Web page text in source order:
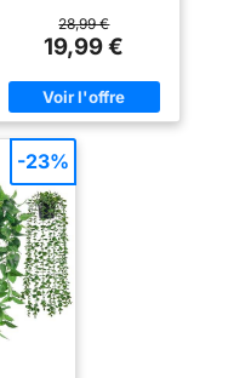
28,99 €
19,99 €
-23%